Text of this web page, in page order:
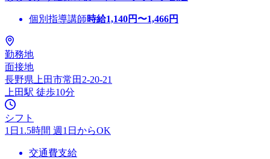
個別指導講師時給1,140円〜1,466円
勤務地
面接地
長野県上田市常田2-20-21
上田駅 徒歩10分
シフト
1日1.5時間 週1日からOK
交通費支給